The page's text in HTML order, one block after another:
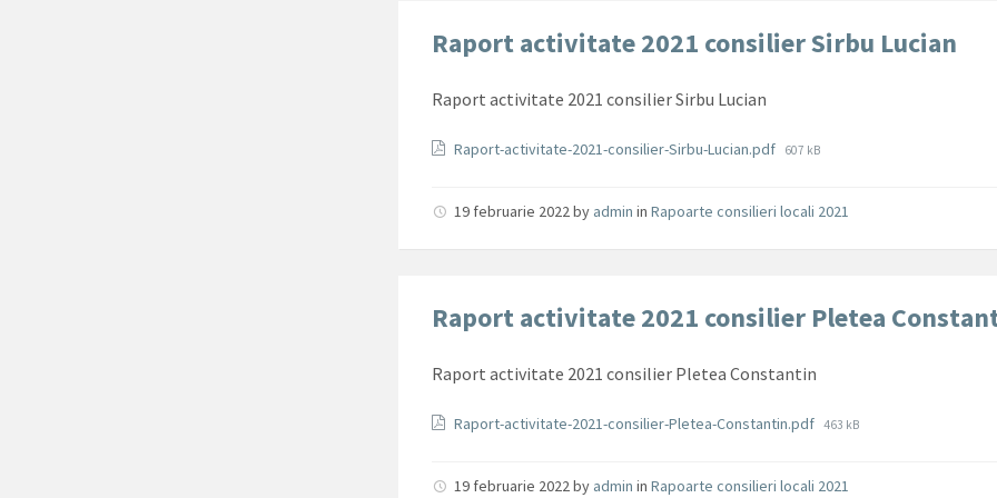
Raport activitate 2021 consilier Sirbu Lucian
Raport activitate 2021 consilier Sirbu Lucian
Documente
Raport-activitate-2021-consilier-Sirbu-Lucian.pdf File
607 kB
19 februarie 2022by admin inRapoarte consilieri locali 2021
Raport activitate 2021 consilier Pletea
Raport activitate 2021 consilier Pletea Constantin
Documente
Raport-activitate-2021-consilier-Pletea-Constantin.pdf File
463 kB
19 februarie 2022by admin inRapoarte consilieri locali 2021